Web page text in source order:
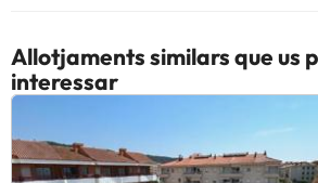
Allotjaments similars que us
interessar